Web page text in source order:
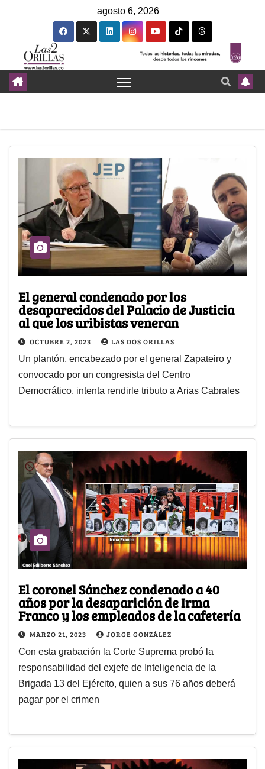
agosto 6, 2026
El general condenado por los
desaparecidos del Palacio de Justicia
al que los uribistas veneran
OCTUBRE 2, 2023 LAS DOS ORILLAS
Un plantón, encabezado por el general Zapateiro y
convocado por un congresista del Centro
Democrático, intenta rendirle tributo a Arias Cabrales
El coronel Sánchez condenado a 40
años por la desaparición de Irma
Franco y los empleados de la cafetería
MARZO 21, 2023 JORGE GONZÁLEZ
Con esta grabación la Corte Suprema probó la
responsabilidad del exjefe de Inteligencia de la
Brigada 13 del Ejército, quien a sus 76 años deberá
pagar por el crimen